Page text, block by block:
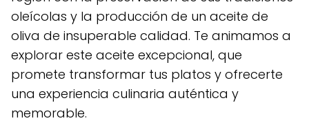
oleícolas y la producción de un aceite de
oliva de insuperable calidad. Te animamos a
explorar este aceite excepcional, que
promete transformar tus platos y ofrecerte
una experiencia culinaria auténtica y
memorable.